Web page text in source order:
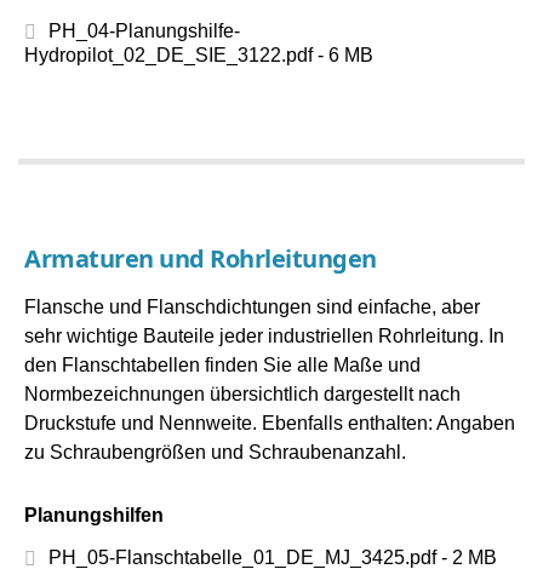
PH_04-Planungshilfe-
Hydropilot_02_DE_SIE_3122.pdf - 6 MB
Armaturen und Rohrleitungen
Flansche und Flanschdichtungen sind einfache, aber
sehr wichtige Bauteile jeder industriellen Rohrleitung. In
den Flanschtabellen finden Sie alle Maße und
Normbezeichnungen übersichtlich dargestellt nach
Druckstufe und Nennweite. Ebenfalls enthalten: Angaben
zu Schraubengrößen und Schraubenanzahl.
Planungshilfen
PH_05-Flanschtabelle_01_DE_MJ_3425.pdf - 2 MB